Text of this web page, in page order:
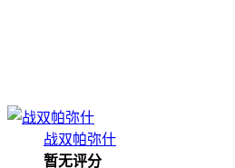
战双帕弥什
暂无评分